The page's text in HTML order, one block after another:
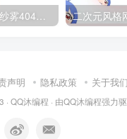
二次元人物背景和泉纱雾404网站错误页面源码
声明 隐私政策 关于我们
· QQ沐编程 · 由QQ沐编程强力驱